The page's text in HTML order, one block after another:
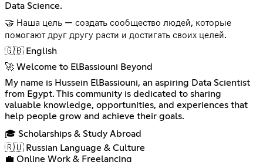
Data Science.
🤝 Наша цель — создать сообщество людей, которые
помогают друг другу расти и достигать своих целей.
🇬🇧 English
🚀 Welcome to ElBassiouni Beyond
My name is Hussein ElBassiouni, an aspiring Data Scientist
from Egypt. This community is dedicated to sharing
valuable knowledge, opportunities, and experiences that
help people grow and achieve their goals.
🎓 Scholarships & Study Abroad
🇷🇺 Russian Language & Culture
💼 Online Work & Freelancing